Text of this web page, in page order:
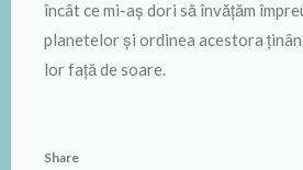
încât ce mi-aș dori să învățăm
planetelor și ordinea acestora
lor față de soare.
Share